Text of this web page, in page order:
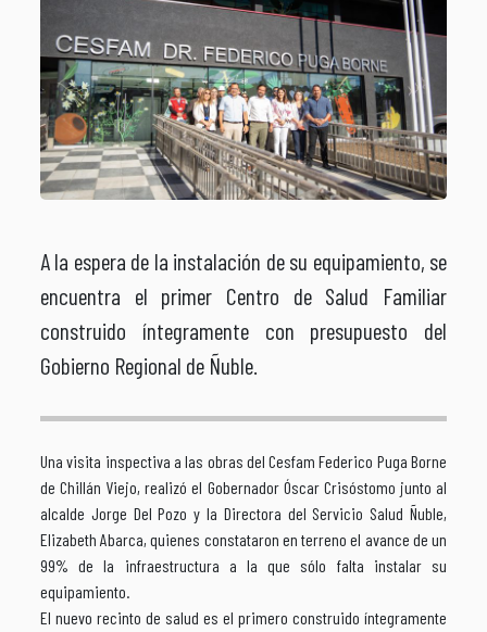
A la espera de la instalación de su equipamiento, se
encuentra el primer Centro de Salud Familiar
construido íntegramente con presupuesto del
Gobierno Regional de Ñuble.
Una visita inspectiva a las obras del Cesfam Federico Puga Borne
de Chillán Viejo, realizó el Gobernador Óscar Crisóstomo junto al
alcalde Jorge Del Pozo y la Directora del Servicio Salud Ñuble,
Elizabeth Abarca, quienes constataron en terreno el avance de un
99% de la infraestructura a la que sólo falta instalar su
equipamiento.
El nuevo recinto de salud es el primero construido íntegramente